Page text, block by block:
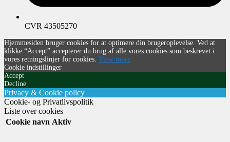
CVR 43505270
Hjemmesiden bruger cookies for at optimere din brugeroplevelse. Ved at
klikke “Accept” accepterer du brug af alle vores cookies som beskrevet i
vores retningslinjer for cookies. View more
Cookie indstillinger
Accept
Decline
Privacy & Cookie policy
Cookie- og Privatlivspolitik
Liste over cookies
Cookie navn Aktiv